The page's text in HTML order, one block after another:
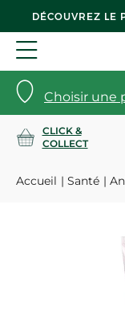
DÉCOUVREZ LE
Choisir une
CLICK &
COLLECT
Accueil Santé